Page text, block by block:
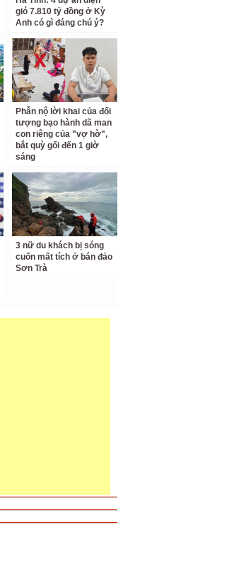
gió 7.810 tỷ đồng ở Kỳ
Anh có gì đáng chú ý?
Phẫn nộ lời khai của đối
tượng bạo hành dã man
con riêng của "vợ hờ",
bắt quỳ gối đến 1 giờ
sáng
3 nữ du khách bị sóng
cuốn mất tích ở bán đảo
Sơn Trà